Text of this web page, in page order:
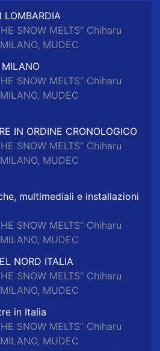
LOMBARDIA
SNOW MELTS” Chiharu
MUDEC
MILANO
SNOW MELTS” Chiharu
MUDEC
IN ORDINE CRONOLOGICO
SNOW MELTS” Chiharu
MUDEC
multimediali e installazioni
SNOW MELTS” Chiharu
MUDEC
NORD ITALIA
SNOW MELTS” Chiharu
MUDEC
in Italia
SNOW MELTS” Chiharu
MUDEC